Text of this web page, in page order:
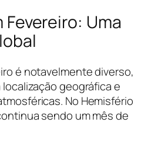
Fevereiro: Uma
é notavelmente diverso,
geográfica e
No Hemisfério
sendo um mês de